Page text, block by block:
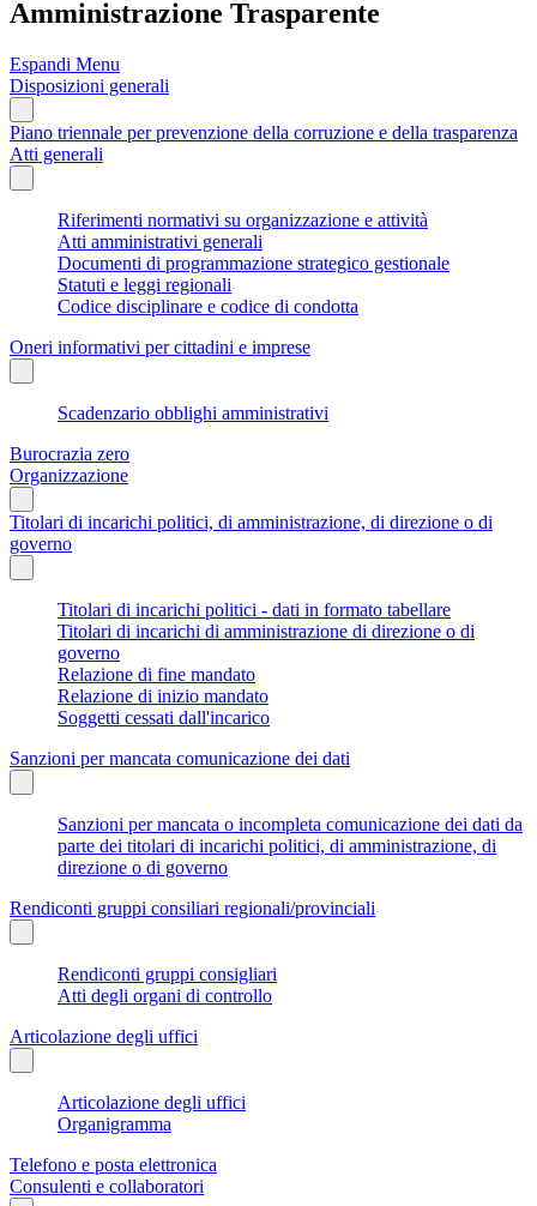
Amministrazione Trasparente
Espandi Menu
Disposizioni generali
Piano triennale per prevenzione della corruzione e della trasparenza
Atti generali
Riferimenti normativi su organizzazione e attività
Atti amministrativi generali
Documenti di programmazione strategico gestionale
Statuti e leggi regionali
Codice disciplinare e codice di condotta
Oneri informativi per cittadini e imprese
Scadenzario obblighi amministrativi
Burocrazia zero
Organizzazione
Titolari di incarichi politici, di amministrazione, di direzione o di
governo
Titolari di incarichi politici - dati in formato tabellare
Titolari di incarichi di amministrazione di direzione o di
governo
Relazione di fine mandato
Relazione di inizio mandato
Soggetti cessati dall'incarico
Sanzioni per mancata comunicazione dei dati
Sanzioni per mancata o incompleta comunicazione dei dati da
parte dei titolari di incarichi politici, di amministrazione, di
direzione o di governo
Rendiconti gruppi consiliari regionali/provinciali
Rendiconti gruppi consigliari
Atti degli organi di controllo
Articolazione degli uffici
Articolazione degli uffici
Organigramma
Telefono e posta elettronica
Consulenti e collaboratori